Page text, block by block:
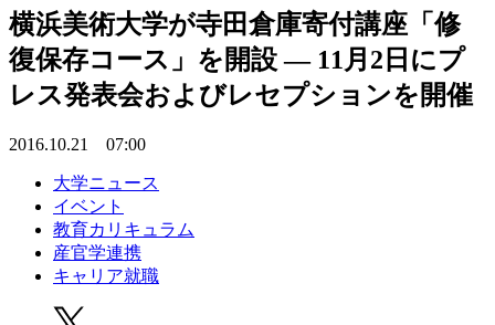
横浜美術大学が寺田倉庫寄付講座「修
復保存コース」を開設 — 11月2日にプ
レス発表会およびレセプションを開催
2016.10.21 07:00
大学ニュース
イベント
教育カリキュラム
産官学連携
キャリア就職